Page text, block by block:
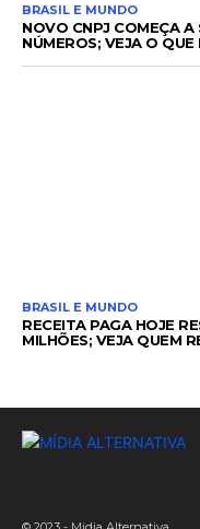
BRASIL E MUNDO
NOVO CNPJ COMEÇA A
NÚMEROS; VEJA O
BRASIL E MUNDO
RECEITA PAGA HOJE
MILHÕES; VEJA QUEM